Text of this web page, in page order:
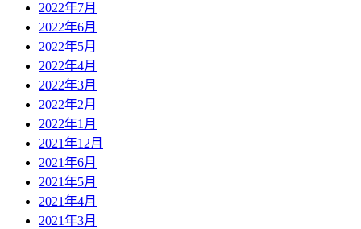
2022年7月
2022年6月
2022年5月
2022年4月
2022年3月
2022年2月
2022年1月
2021年12月
2021年6月
2021年5月
2021年4月
2021年3月